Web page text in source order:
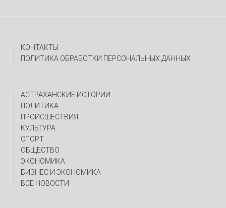
КОНТАКТЫ
ПОЛИТИКА ОБРАБОТКИ ПЕРСОНАЛЬНЫХ ДАННЫХ
АСТРАХАНСКИЕ ИСТОРИИ
ПОЛИТИКА
ПРОИСШЕСТВИЯ
КУЛЬТУРА
СПОРТ
ОБЩЕСТВО
ЭКОНОМИКА
БИЗНЕС И ЭКОНОМИКА
ВСЕ НОВОСТИ